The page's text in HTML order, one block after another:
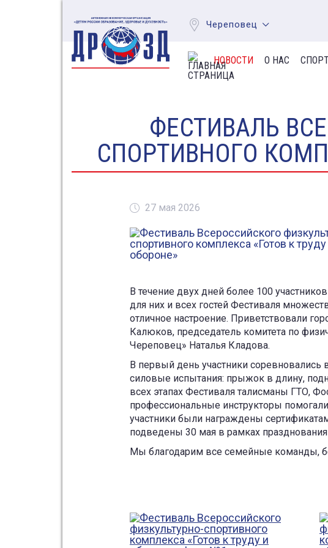
Череповец
НОВОСТИ О НАС
ФЕСТИВАЛЬ
СПОРТИВНОГО
27 мая 2026
В течение двух дней более 100
для них и всех гостей Фестиваля
отличное настроение. Приветствовали
Калюков, председатель комитета по
Череповец» Наталья Кладова.
В первый день участники соревновались
силовые испытания: прыжок в длину,
всех этапах Фестиваля талисманы ГТО,
профессиональные инструкторы
участники были награждены
подведены 30 мая в рамках
Мы благодарим все семейные команды,